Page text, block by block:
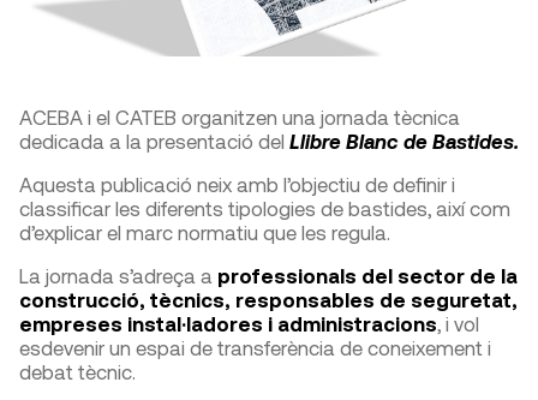
ACEBA i el CATEB organitzen una jornada tècnica
dedicada a la presentació del Llibre Blanc de Bastides.
Aquesta publicació neix amb l’objectiu de definir i
classificar les diferents tipologies de bastides, així com
d’explicar el marc normatiu que les regula.
La jornada s’adreça a professionals del sector de la
construcció, tècnics, responsables de seguretat,
empreses instal·ladores i administracions , i vol
esdevenir un espai de transferència de coneixement i
debat tècnic.